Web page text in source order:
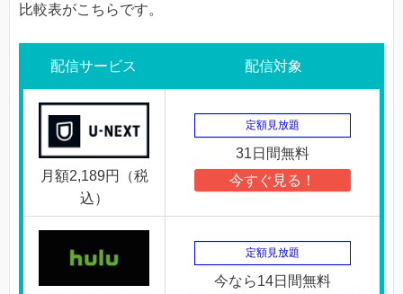
比較表がこちらです。
配信サービス 配信対象
月額2,189円（税
込）
定額見放題
31日間無料
今すぐ見る！
定額見放題
今なら14日間無料